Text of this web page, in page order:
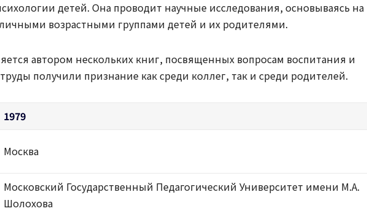
детей. Она проводит научные исследования, основываясь на
возрастными группами детей и их родителями.
автором нескольких книг, посвященных вопросам воспитания и
получили признание как среди коллег, так и среди родителей.
1979
Москва
Московский Государственный Педагогический Университет имени М.А.
Шолохова